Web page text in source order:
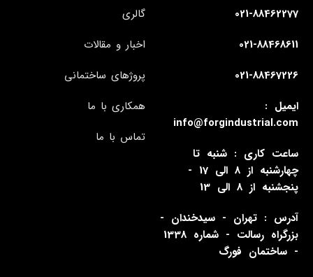
021-88462277
021-88468611
021-88467226
ایمیل :
info@forgindustrial.com
ساعت کاری : شنبه تا
چهارشنبه از 8 الی 17 -
پنجشنبه از 8 الی 13
آدرس : تهران - سیدخندان -
بزرگراه رسالت - شماره 1338
- ساختمان فورگ
گالری
اخبار و مقالات
پروژهای ساختمانی
همکاری با ما
تماس با ما